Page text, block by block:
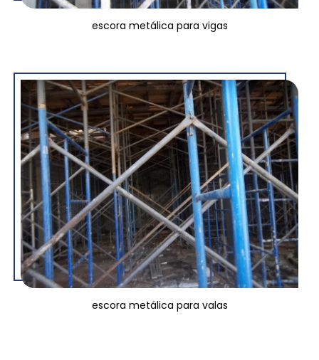
escora metálica para vigas
escora metálica para valas